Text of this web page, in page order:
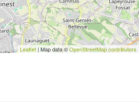
Leaflet| Map data ©OpenStreetMap contributors